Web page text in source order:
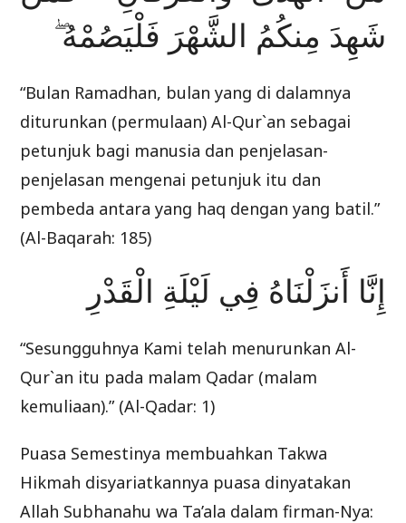
شَهِدَ مِنكُمُ الشَّهْرَ فَلْيَصُمْهُ ۖ
“Bulan Ramadhan, bulan yang di dalamnya
diturunkan (permulaan) Al-Qur`an sebagai
petunjuk bagi manusia dan penjelasan-
penjelasan mengenai petunjuk itu dan
pembeda antara yang haq dengan yang batil.”
(Al-Baqarah: 185)
إِنَّا أَنزَلْنَاهُ فِي لَيْلَةِ الْقَدْرِ
“Sesungguhnya Kami telah menurunkan Al-
Qur`an itu pada malam Qadar (malam
kemuliaan).” (Al-Qadar: 1)
Puasa Semestinya membuahkan Takwa
Hikmah disyariatkannya puasa dinyatakan
Allah Subhanahu wa Ta’ala dalam firman-Nya: